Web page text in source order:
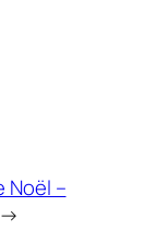
Noël –
→